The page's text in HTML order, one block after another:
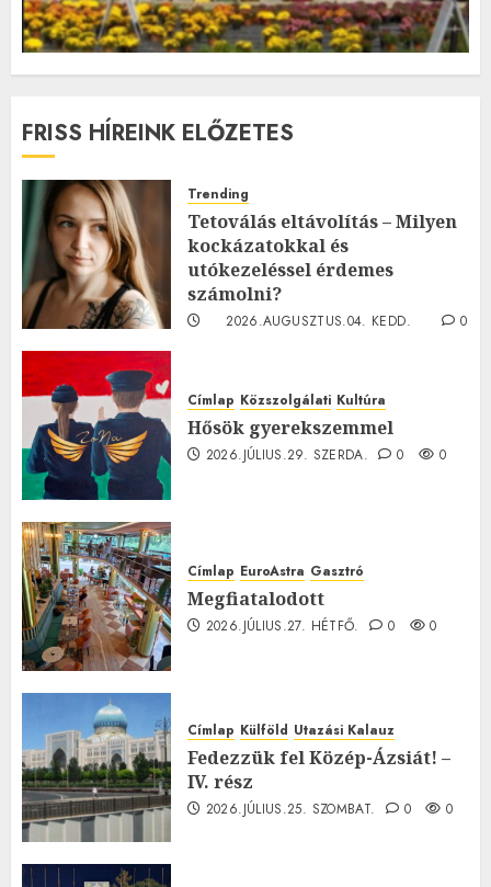
FRISS HÍREINK ELŐZETES
Trending
Tetoválás eltávolítás – Milyen
kockázatokkal és
utókezeléssel érdemes
számolni?
2026.AUGUSZTUS.04. KEDD.
0
Címlap Közszolgálati Kultúra
Hősök gyerekszemmel
2026.JÚLIUS.29. SZERDA. 0 0
Címlap EuroAstra Gasztró
Megfiatalodott
2026.JÚLIUS.27. HÉTFŐ. 0 0
Címlap Külföld Utazási Kalauz
Fedezzük fel Közép-Ázsiát! –
IV. rész
2026.JÚLIUS.25. SZOMBAT. 0 0